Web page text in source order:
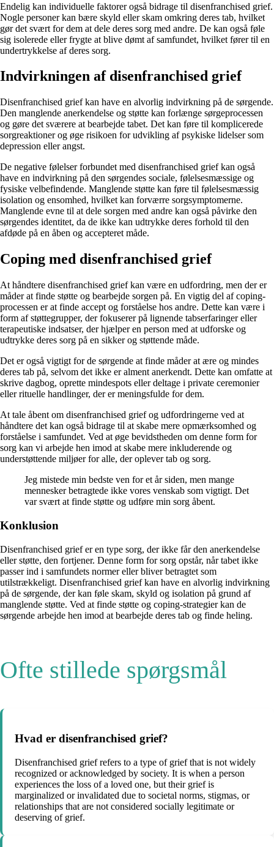
Endelig kan individuelle faktorer også bidrage til disenfranchised grief.
Nogle personer kan bære skyld eller skam omkring deres tab, hvilket
gør det svært for dem at dele deres sorg med andre. De kan også føle
sig isolerede eller frygte at blive dømt af samfundet, hvilket fører til en
undertrykkelse af deres sorg.
Indvirkningen af disenfranchised grief
Disenfranchised grief kan have en alvorlig indvirkning på de sørgende.
Den manglende anerkendelse og støtte kan forlænge sørgeprocessen
og gøre det sværere at bearbejde tabet. Det kan føre til komplicerede
sorgreaktioner og øge risikoen for udvikling af psykiske lidelser som
depression eller angst.
De negative følelser forbundet med disenfranchised grief kan også
have en indvirkning på den sørgendes sociale, følelsesmæssige og
fysiske velbefindende. Manglende støtte kan føre til følelsesmæssig
isolation og ensomhed, hvilket kan forværre sorgsymptomerne.
Manglende evne til at dele sorgen med andre kan også påvirke den
sørgendes identitet, da de ikke kan udtrykke deres forhold til den
afdøde på en åben og accepteret måde.
Coping med disenfranchised grief
At håndtere disenfranchised grief kan være en udfordring, men der er
måder at finde støtte og bearbejde sorgen på. En vigtig del af coping-
processen er at finde accept og forståelse hos andre. Dette kan være i
form af støttegrupper, der fokuserer på lignende tabserfaringer eller
terapeutiske indsatser, der hjælper en person med at udforske og
udtrykke deres sorg på en sikker og støttende måde.
Det er også vigtigt for de sørgende at finde måder at ære og mindes
deres tab på, selvom det ikke er alment anerkendt. Dette kan omfatte at
skrive dagbog, oprette mindespots eller deltage i private ceremonier
eller rituelle handlinger, der er meningsfulde for dem.
At tale åbent om disenfranchised grief og udfordringerne ved at
håndtere det kan også bidrage til at skabe mere opmærksomhed og
forståelse i samfundet. Ved at øge bevidstheden om denne form for
sorg kan vi arbejde hen imod at skabe mere inkluderende og
understøttende miljøer for alle, der oplever tab og sorg.
Jeg mistede min bedste ven for et år siden, men mange
mennesker betragtede ikke vores venskab som vigtigt. Det
var svært at finde støtte og udføre min sorg åbent.
Konklusion
Disenfranchised grief er en type sorg, der ikke får den anerkendelse
eller støtte, den fortjener. Denne form for sorg opstår, når tabet ikke
passer ind i samfundets normer eller bliver betragtet som
utilstrækkeligt. Disenfranchised grief kan have en alvorlig indvirkning
på de sørgende, der kan føle skam, skyld og isolation på grund af
manglende støtte. Ved at finde støtte og coping-strategier kan de
sørgende arbejde hen imod at bearbejde deres tab og finde heling.
Ofte stillede spørgsmål
Hvad er disenfranchised grief?
Disenfranchised grief refers to a type of grief that is not widely
recognized or acknowledged by society. It is when a person
experiences the loss of a loved one, but their grief is
marginalized or invalidated due to societal norms, stigmas, or
relationships that are not considered socially legitimate or
deserving of grief.